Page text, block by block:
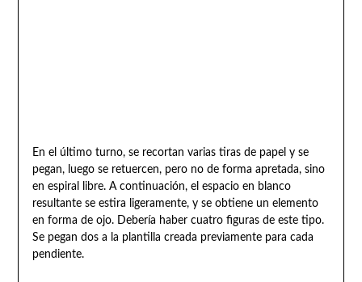
En el último turno, se recortan varias tiras de papel y se
pegan, luego se retuercen, pero no de forma apretada, sino
en espiral libre. A continuación, el espacio en blanco
resultante se estira ligeramente, y se obtiene un elemento
en forma de ojo. Debería haber cuatro figuras de este tipo.
Se pegan dos a la plantilla creada previamente para cada
pendiente.